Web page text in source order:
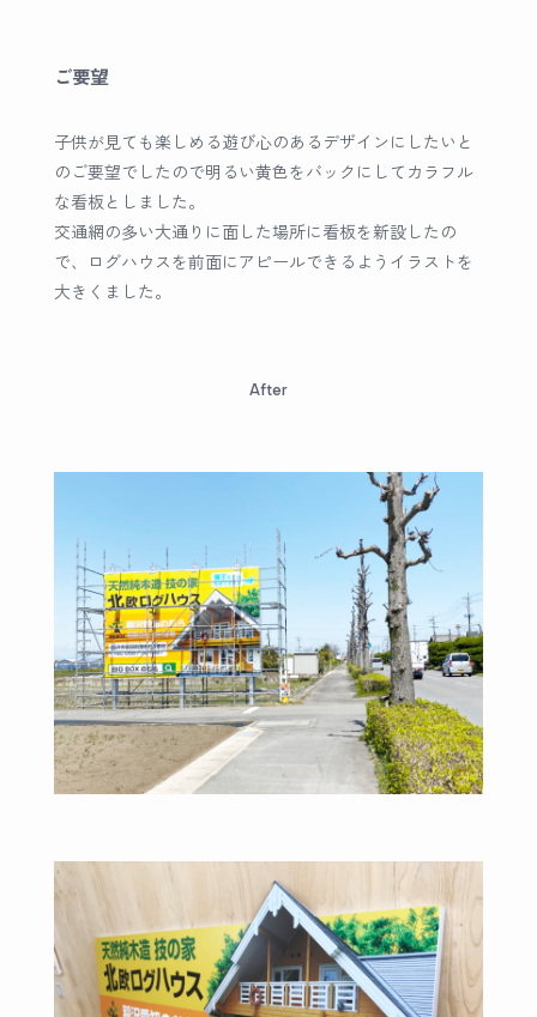
ご要望
子供が見ても楽しめる遊び心のあるデザインにしたいと
のご要望でしたので明るい黄色をバックにしてカラフル
な看板としました。
交通網の多い大通りに面した場所に看板を新設したの
で、ログハウスを前面にアピールできるようイラストを
大きくました。
After